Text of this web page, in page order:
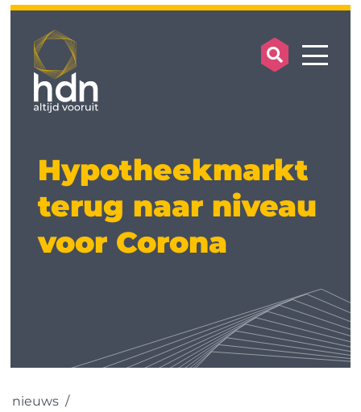
search
Hypotheekmarkt
terug naar niveau
voor Corona
nieuws